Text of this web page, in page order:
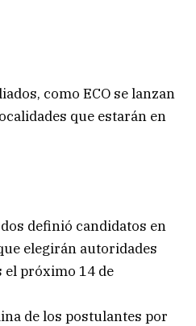
como ECO se lanzan
que estarán en
definió candidatos en
elegirán autoridades
el próximo 14 de
de los postulantes por